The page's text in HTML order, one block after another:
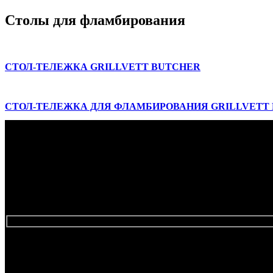
Столы для фламбирования
СТОЛ-ТЕЛЕЖКА GRILLVETT BUTCHER
СТОЛ-ТЕЛЕЖКА ДЛЯ ФЛАМБИРОВАНИЯ GRILLVETT